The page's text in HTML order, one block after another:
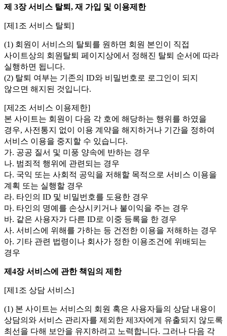
제 3장 서비스 탈퇴, 재 가입 및 이용제한
[제1조 서비스 탈퇴]
(1) 회원이 서비스의 탈퇴를 원하면 회원 본인이 직접
사이트상의 회원탈퇴 페이지상에서 정해진 탈퇴 순서에 따라
실행하면 됩니다.
(2) 탈퇴 여부는 기존의 ID와 비밀번호로 로그인이 되지
않으면 해지된 것입니다.
[제2조 서비스 이용제한]
본 사이트는 회원이 다음 각 호에 해당하는 행위를 하였을
경우, 사전통지 없이 이용 계약을 해지하거나 기간을 정하여
서비스 이용을 중지할 수 있습니다.
가. 공공 질서 및 미풍 양속에 반하는 경우
나. 범죄적 행위에 관련되는 경우
다. 국익 또는 사회적 공익을 저해할 목적으로 서비스 이용을
계획 또는 실행할 경우
라. 타인의 ID 및 비밀번호를 도용한 경우
마. 타인의 명예를 손상시키거나 불이익을 주는 경우
바. 같은 사용자가 다른 ID로 이중 등록을 한 경우
사. 서비스에 위해를 가하는 등 건전한 이용을 저해하는 경우
아. 기타 관련 법령이나 회사가 정한 이용조건에 위배되는
경우
제4장 서비스에 관한 책임의 제한
[제1조 상담 서비스]
(1) 본 사이트는 서비스의 회원 혹은 사용자들의 상담 내용이
상담의와 서비스 관리자를 제외한 제3자에게 유출되지 않도록
최선을 다해 보안을 유지하려고 노력합니다. 그러나 다음 각